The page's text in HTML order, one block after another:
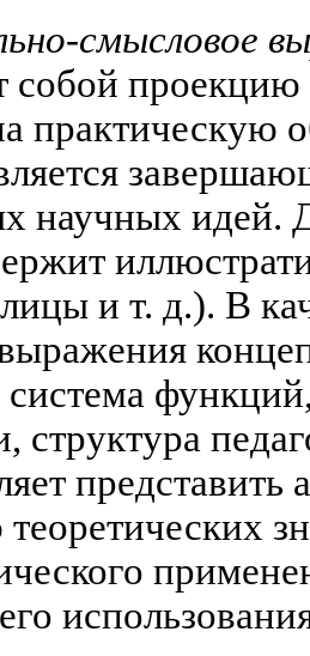
смысловое
собой проекцию
практическую
научных идей.
и т. д.). В
система
структура